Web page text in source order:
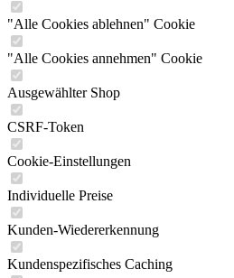
"Alle Cookies ablehnen" Cookie
"Alle Cookies annehmen" Cookie
Ausgewählter Shop
CSRF-Token
Cookie-Einstellungen
Individuelle Preise
Kunden-Wiedererkennung
Kundenspezifisches Caching